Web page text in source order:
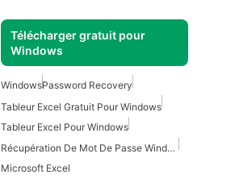
Télécharger gratuit pour
Windows
WindowsPassword Recovery
Tableur Excel Gratuit Pour Windows
Tableur Excel Pour Windows
Récupération De Mot De Passe Windows Pour Windows
Microsoft Excel